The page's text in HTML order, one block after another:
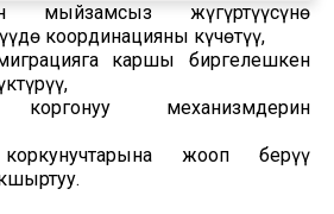
мыйзамсыз жүгүртүүсүнө
координацияны күчөтүү,
каршы биргелешкен
коргонуу механизмдерин
коркунучтарына жооп берүү